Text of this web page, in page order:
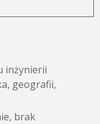
inżynierii
geografii,
brak